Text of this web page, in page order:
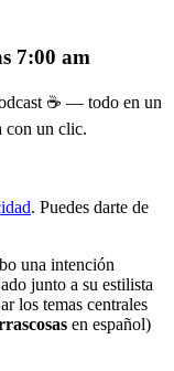
7:00 am
☕ — todo en un
con un clic.
. Puedes darte de
una intención
junto a su estilista
los temas centrales
en español)